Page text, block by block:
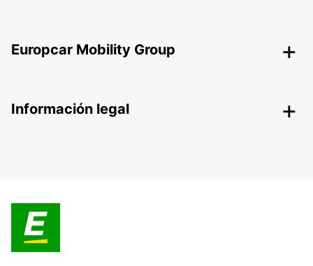
Europcar Mobility Group
Información legal